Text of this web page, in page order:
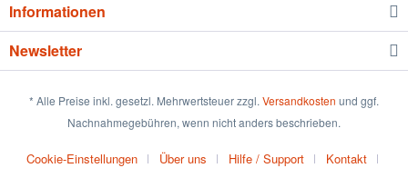
Informationen
Newsletter
* Alle Preise inkl. gesetzl. Mehrwertsteuer zzgl. Versandkosten und ggf.
Nachnahmegebühren, wenn nicht anders beschrieben.
Cookie-Einstellungen Über uns Hilfe / Support
Kontakt